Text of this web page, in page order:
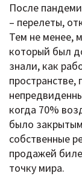
После
– перелеты,
Тем не менее,
который был
знали, как
когда 70%
было
собственные
продажей
точку мира.